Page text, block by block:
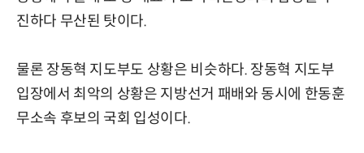
진하다 무산된 탓이다.
물론 장동혁 지도부도 상황은 비슷하다. 장동혁 지도부
입장에서 최악의 상황은 지방선거 패배와 동시에 한동훈
무소속 후보의 국회 입성이다.